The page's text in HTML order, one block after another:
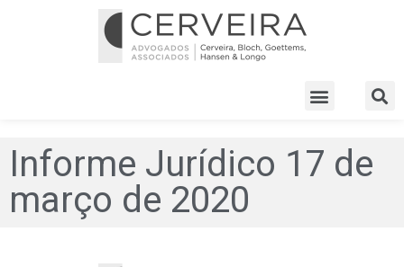
Informe Jurídico 17 de
março de 2020